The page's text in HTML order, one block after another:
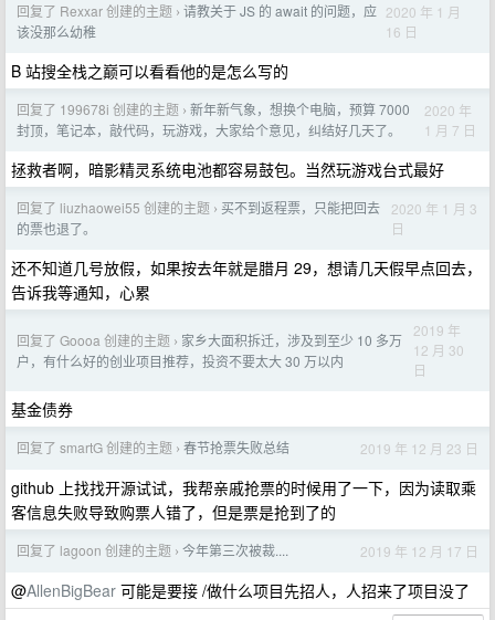
回复了 Rexxar 创建的主题 › 请教关于 JS 的 await 的问题，应
该没那么幼稚
2020 年 1 月
16 日
B 站搜全栈之巅可以看看他的是怎么写的
回复了 199678i 创建的主题 › 新年新气象，想换个电脑，预算 7000
封顶，笔记本，敲代码，玩游戏，大家给个意见，纠结好几天了。
2020 年
1 月 7 日
拯救者啊，暗影精灵系统电池都容易鼓包。当然玩游戏台式最好
回复了 liuzhaowei55 创建的主题 › 买不到返程票，只能把回去
的票也退了。
2020 年 1 月 3
日
还不知道几号放假，如果按去年就是腊月 29，想请几天假早点回去，
告诉我等通知，心累
回复了 Goooa 创建的主题 › 家乡大面积拆迁，涉及到至少 10 多万
户，有什么好的创业项目推荐，投资不要太大 30 万以内
2019 年
12 月 30
日
基金债券
回复了 smartG 创建的主题 › 春节抢票失败总结 2019 年 12 月 23 日
github 上找找开源试试，我帮亲戚抢票的时候用了一下，因为读取乘
客信息失败导致购票人错了，但是票是抢到了的
回复了 lagoon 创建的主题 › 今年第三次被裁.... 2019 年 12 月 17 日
@AllenBigBear 可能是要接 /做什么项目先招人，人招来了项目没了